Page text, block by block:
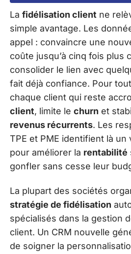
La fidélisation client ne
simple avantage. Les
appel : convaincre une
coûte jusqu’à cinq fois plus
consolider le lien avec
fait déjà confiance. Pour
chaque client qui reste
client, limite le churn et
revenus récurrents. Les
TPE et PME identifient là un
pour améliorer la rentabilité
gonfler sans cesse leur
La plupart des sociétés
stratégie de fidélisation
spécialisés dans la gestion
client. Un CRM nouvelle
de soigner la